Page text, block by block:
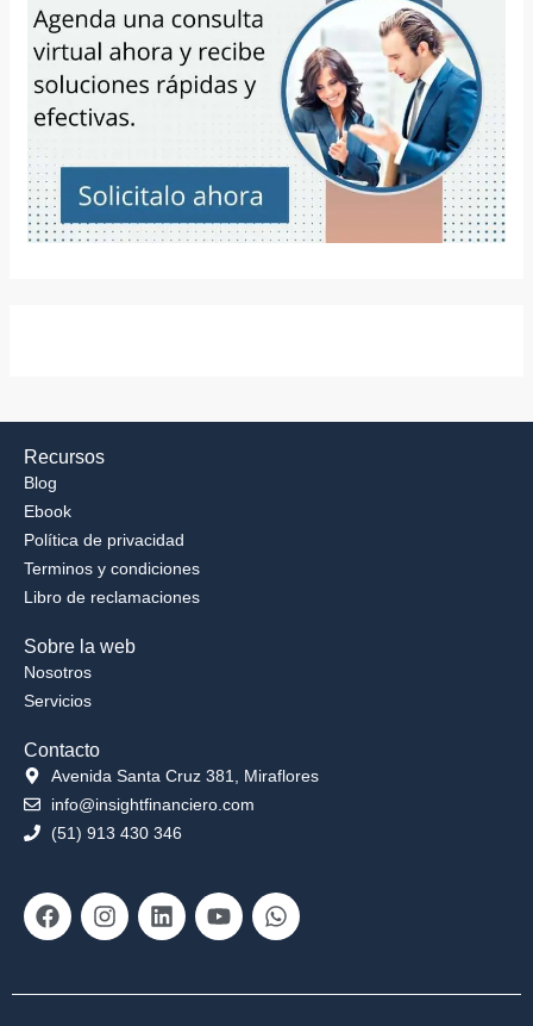
Recursos
Blog
Ebook
Política de privacidad
Terminos y condiciones
Libro de reclamaciones
Sobre la web
Nosotros
Servicios
Contacto
Avenida Santa Cruz 381, Miraflores
info@insightfinanciero.com
(51) 913 430 346